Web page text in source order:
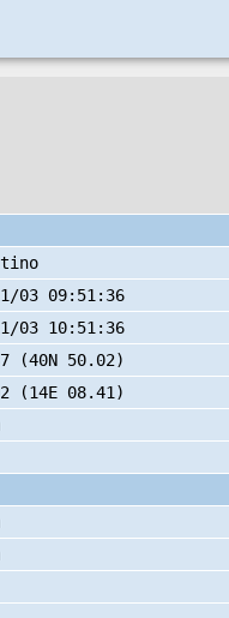
03 09:51:36
03 10:51:36
(40N 50.02)
(14E 08.41)